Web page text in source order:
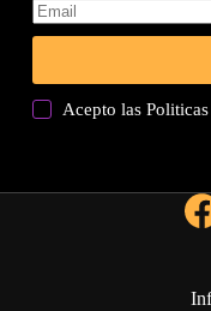
Acepto las